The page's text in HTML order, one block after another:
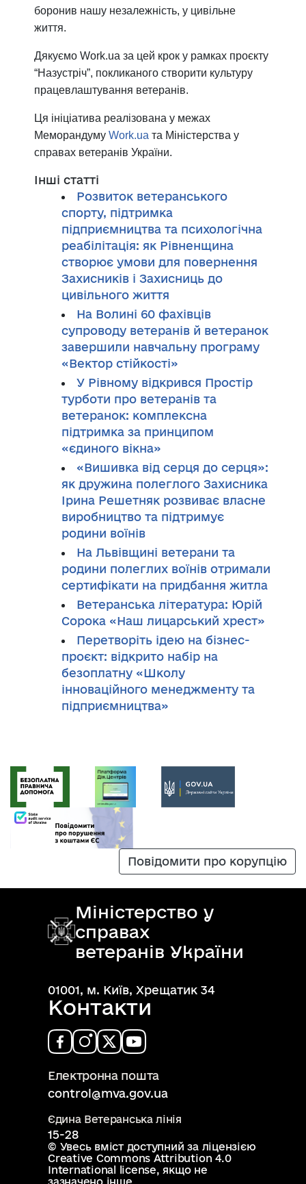
боронив нашу незалежність, у цивільне
життя.
Дякуємо Work.ua за цей крок у рамках проєкту
“Назустріч”, покликаного створити культуру
працевлаштування ветеранів.
Ця ініціатива реалізована у межах
Меморандуму Work.ua та Міністерства у
справах ветеранів України.
Інші статті
Розвиток ветеранського
спорту, підтримка
підприємництва та психологічна
реабілітація: як Рівненщина
створює умови для повернення
Захисників і Захисниць до
цивільного життя
На Волині 60 фахівців
супроводу ветеранів й ветеранок
завершили навчальну програму
«Вектор стійкості»
У Рівному відкрився Простір
турботи про ветеранів та
ветеранок: комплексна
підтримка за принципом
«єдиного вікна»
«Вишивка від серця до серця»:
як дружина полеглого Захисника
Ірина Решетняк розвиває власне
виробництво та підтримує
родини воїнів
На Львівщині ветерани та
родини полеглих воїнів отримали
сертифікати на придбання житла
Ветеранська література: Юрій
Сорока «Наш лицарський хрест»
Перетворіть ідею на бізнес-
проєкт: відкрито набір на
безоплатну «Школу
інноваційного менеджменту та
підприємництва»
Повідомити про корупцію
Міністерство у
справах
ветеранів України
01001, м. Київ, Хрещатик 34
Контакти
Електронна пошта
control@mva.gov.ua
Єдина Ветеранська лінія
15-28
© Увесь вміст доступний за ліцензією
Creative Commons Attribution 4.0
International license, якщо не
зазначено інше